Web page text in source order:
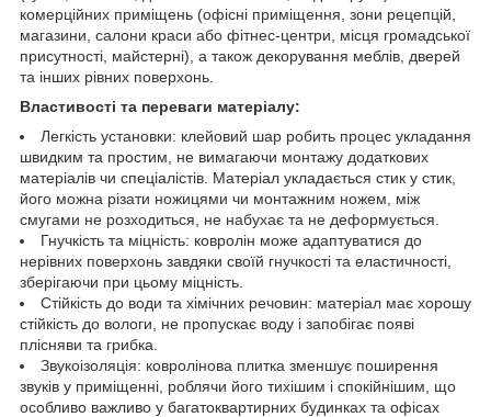
комерційних приміщень (офісні приміщення, зони рецепцій,
магазини, салони краси або фітнес-центри, місця громадської
присутності, майстерні), а також декорування меблів, дверей
та інших рівних поверхонь.
Властивості та переваги матеріалу:
Легкість установки: клейовий шар робить процес укладання
швидким та простим, не вимагаючи монтажу додаткових
матеріалів чи спеціалістів. Матеріал укладається стик у стик,
його можна різати ножицями чи монтажним ножем, між
смугами не розходиться, не набухає та не деформується.
Гнучкість та міцність: ковролін може адаптуватися до
нерівних поверхонь завдяки своїй гнучкості та еластичності,
зберігаючи при цьому міцність.
Стійкість до води та хімічних речовин: матеріал має хорошу
стійкість до вологи, не пропускає воду і запобігає появі
плісняви та грибка.
Звукоізоляція: ковролінова плитка зменшує поширення
звуків у приміщенні, роблячи його тихішим і спокійнішим, що
особливо важливо у багатоквартирних будинках та офісах